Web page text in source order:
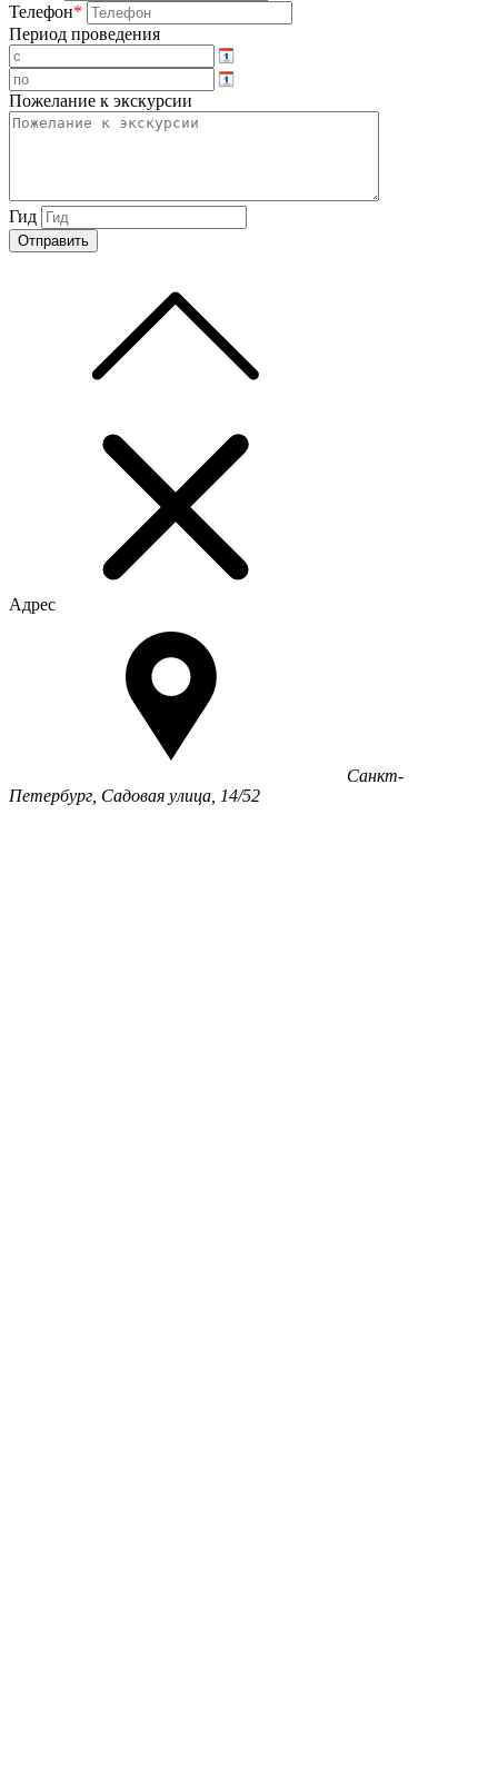
Телефон*
Период проведения
Пожелание к экскурсии
Гид
Адрес
Санкт-
Петербург, Садовая улица, 14/52